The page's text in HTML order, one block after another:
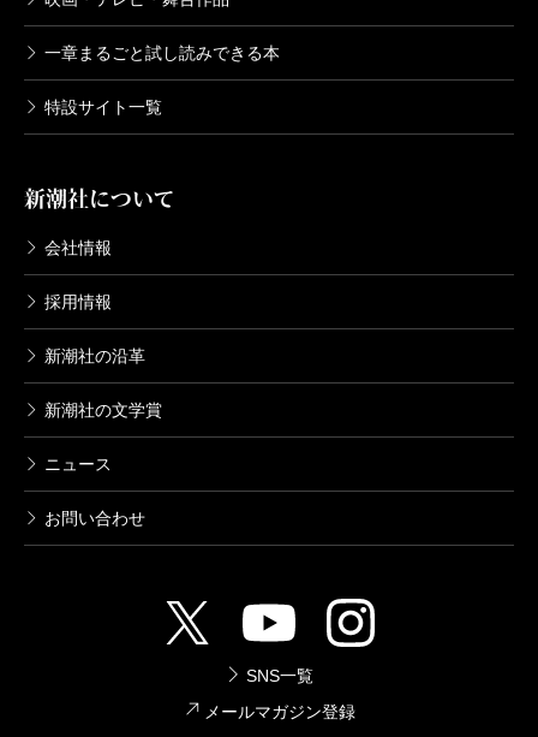
一章まるごと試し読みできる本
特設サイト一覧
新潮社について
会社情報
採用情報
新潮社の沿革
新潮社の文学賞
ニュース
お問い合わせ
SNS一覧
メールマガジン登録